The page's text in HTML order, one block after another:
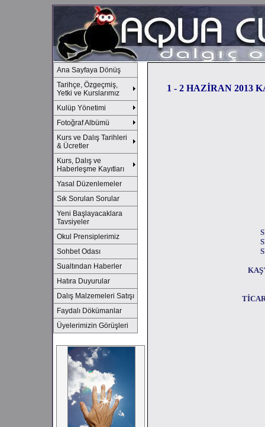
Ana Sayfaya Dönüş
Tarihçe, Özgeçmiş,
Yetki ve Kurslarımız
Kulüp Yönetimi
Fotoğraf Albümü
Kurs ve Dalış Tarihleri
& Ücretler
Kurs, Dalış ve
Haberleşme Kayıtları
Yasal Düzenlemeler
Sık Sorulan Sorular
Yeni Başlayacaklara
Tavsiyeler
Okul Prensiplerimiz
Sohbet Odası
Sualtından Haberler
Hatıra Duyurular
Dalış Malzemeleri Satışı
Faydalı Dökümanlar
Üyelerimizin Görüşleri
1 - 2 HAZİRAN 2013